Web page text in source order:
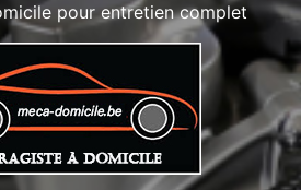
pour entretien complet